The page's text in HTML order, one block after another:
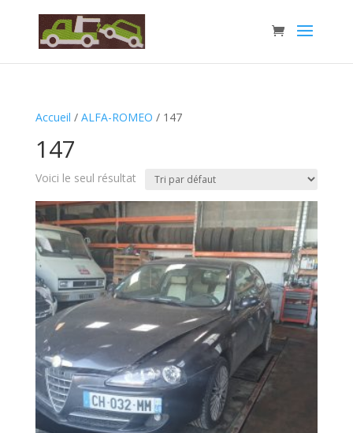
Accueil / ALFA-ROMEO / 147
147
Voici le seul résultat